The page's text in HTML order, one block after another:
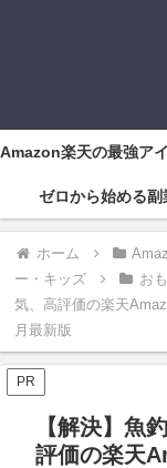
ゼロから始める副
ホーム
ー・キッズ
お
気、高評価の楽天
月最新版
PR
【解決】魚
評価の楽天